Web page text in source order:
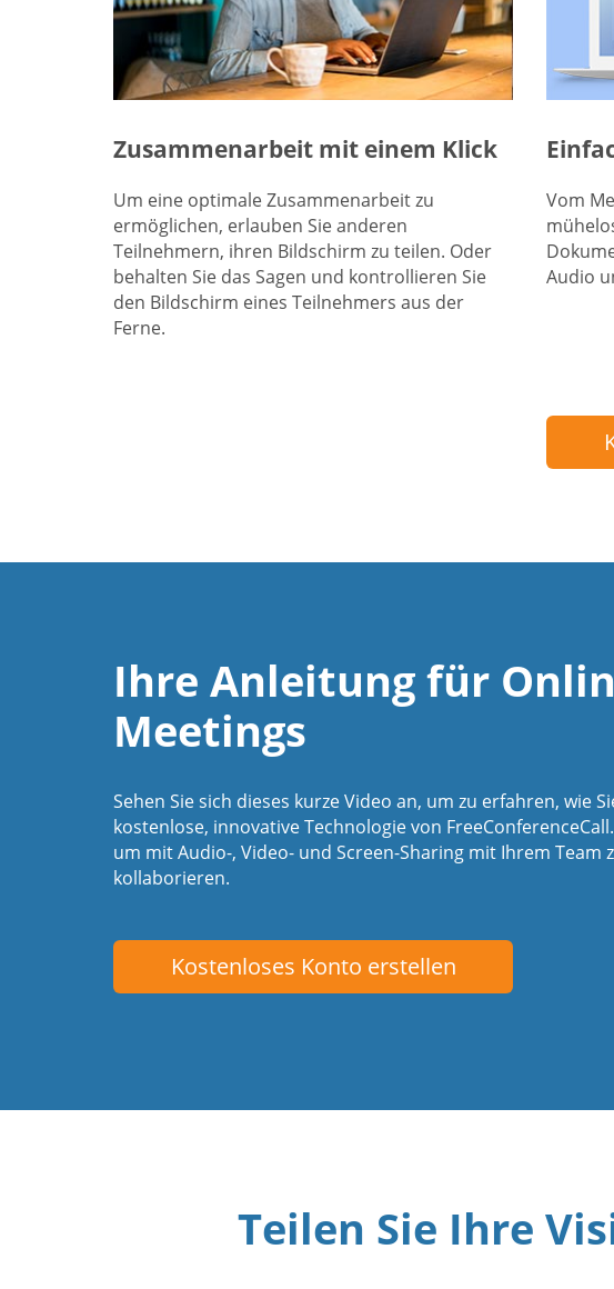
Zusammenarbeit mit einem Klick
Um eine optimale Zusammenarbeit zu
ermöglichen, erlauben Sie anderen
Teilnehmern, ihren Bildschirm zu teilen. Oder
behalten Sie das Sagen und kontrollieren Sie
den Bildschirm eines Teilnehmers aus der
Ferne.
Vom
Audio
Ihre Anleitung für
Meetings
Sehen Sie sich dieses kurze Video an, um zu erfahren, wie
kostenlose, innovative Technologie von
um mit Audio-, Video- und Screen-Sharing mit Ihrem Team
kollaborieren.
Kostenloses Konto erstellen
Teilen Sie Ihre